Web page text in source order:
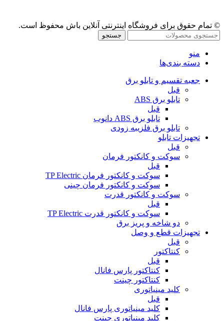
© تمام حقوق برای فروشگاه اینترنتی آنلاین باش محفوظ است.
جستجو
منو
دسته بندی‌ها
جعبه تقسیم و تابلو برق
قبل
تابلو برق ABS
قبل
تابلو برق ABS دانوب
تابلو برق فلزیبه زودی
تجهیزات تابلو
قبل
سوکت و کانکتور فرمان
قبل
سوکت و کانکتور فرمان TP Electric
سوکت و کانکتور فرمان چینی
سوکت و کانکتور قدرت
قبل
سوکت و کانکتور قدرت TP Electric
دو شاخه و پریز برق
تجهیزات قطع و وصل
قبل
کنتاکتور
قبل
کنتاکتور پارس فانال
کنتاکتور چینت
کلید مینیاتوری
قبل
کلید مینیاتوری پارس فانال
کلید مینیاتوری چینت